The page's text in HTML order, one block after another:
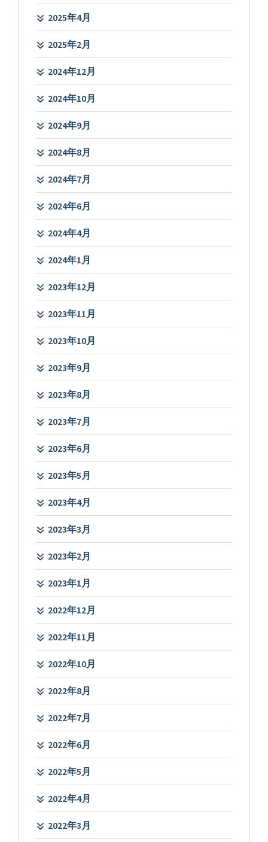
2025年4月
2025年2月
2024年12月
2024年10月
2024年9月
2024年8月
2024年7月
2024年6月
2024年4月
2024年1月
2023年12月
2023年11月
2023年10月
2023年9月
2023年8月
2023年7月
2023年6月
2023年5月
2023年4月
2023年3月
2023年2月
2023年1月
2022年12月
2022年11月
2022年10月
2022年8月
2022年7月
2022年6月
2022年5月
2022年4月
2022年3月